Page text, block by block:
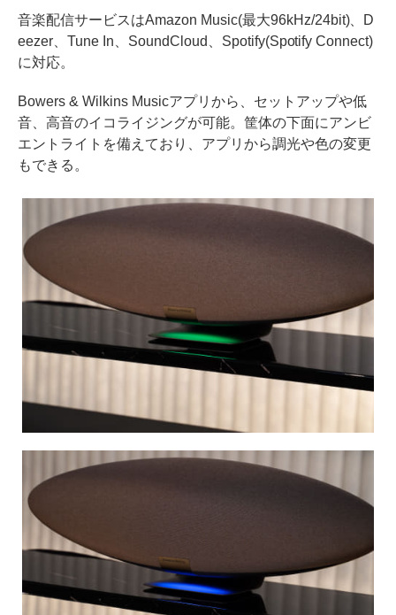
音楽配信サービスはAmazon Music(最大96kHz/24bit)、D
eezer、Tune In、SoundCloud、Spotify(Spotify Connect)
に対応。
Bowers & Wilkins Musicアプリから、セットアップや低
音、高音のイコライジングが可能。筐体の下面にアンビ
エントライトを備えており、アプリから調光や色の変更
もできる。